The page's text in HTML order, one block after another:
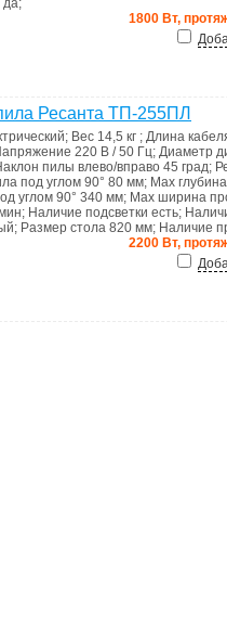
да;
1800 Вт,
Ресанта ТП-255ПЛ
; Вес 14,5 кг ; Длина
220 В / 50 Гц; Диаметр
пилы влево/вправо 45 град;
под углом 90° 80 мм; Max
углом 90° 340 мм; Max ширина
; Наличие подсветки есть;
; Размер стола 820 мм; Наличие
2200 Вт,